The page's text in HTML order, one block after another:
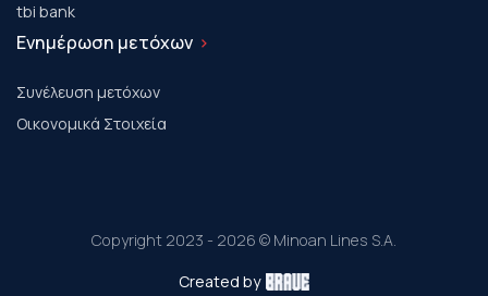
tbi bank
Ενημέρωση μετόχων
Συνέλευση μετόχων
Οικονομικά Στοιχεία
Copyright 2023 - 2026 © Minoan Lines S.A.
Created by